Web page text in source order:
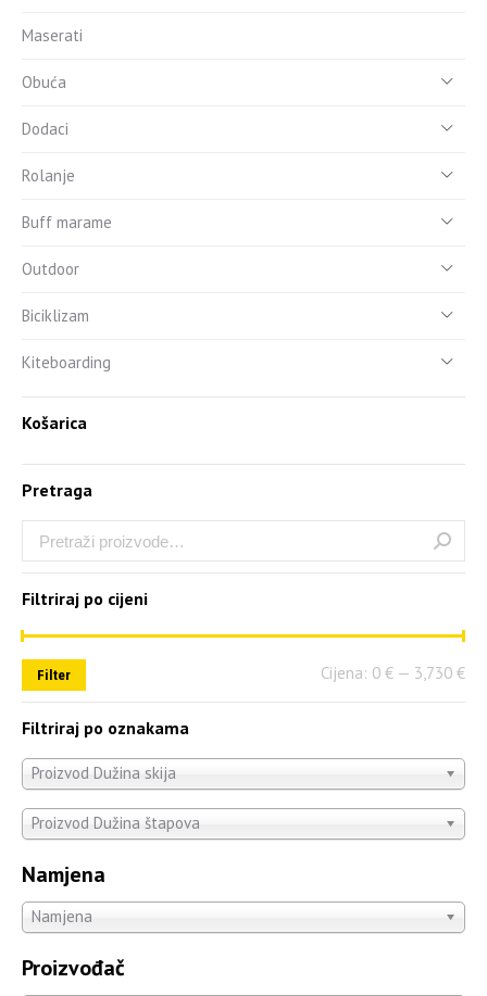
Maserati
Obuća
Dodaci
Rolanje
Buff marame
Outdoor
Biciklizam
Kiteboarding
Košarica
Pretraga
Filtriraj po cijeni
Filter Cijena: 0 € — 3,730 €
Filtriraj po oznakama
Proizvod Dužina skija
Proizvod Dužina štapova
Namjena
Namjena
Proizvođač